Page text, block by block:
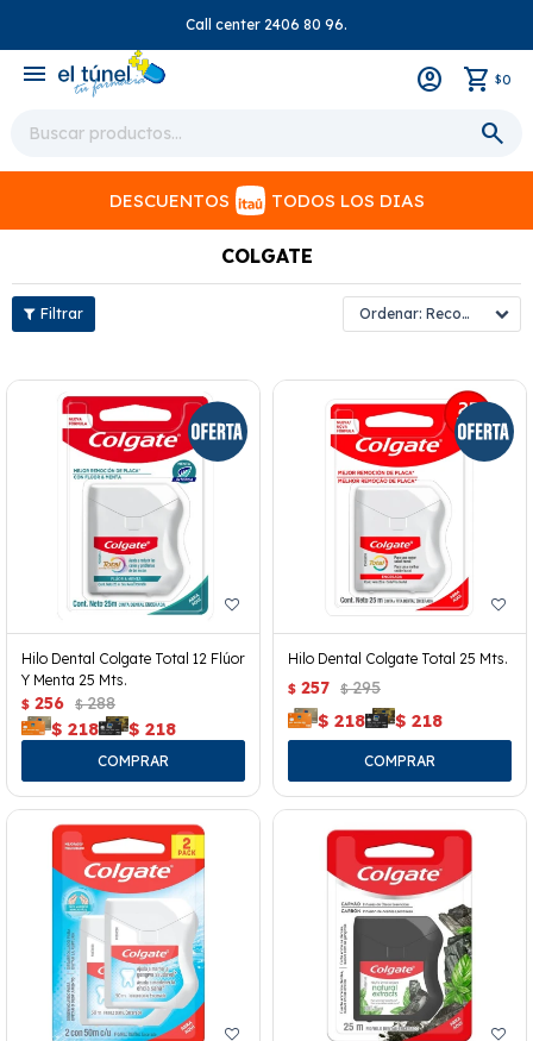
Call center 2406 80 96.
menu $0
DESCUENTOS TODOS LOS DIAS
COLGATE
Recomendados
Hilo Dental Colgate Total 12 Flúor
Y Menta 25 Mts.
$ 256 $ 288
$ 218 $ 218
Hilo Dental Colgate Total 25 Mts.
$ 257 $ 295
$ 218 $ 218
close